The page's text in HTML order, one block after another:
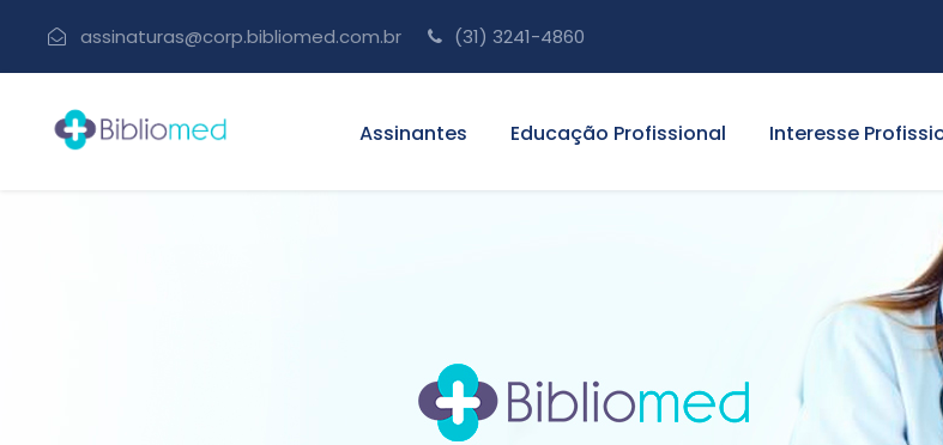
assinaturas@corp.bibliomed.com.br (31) 3241-4860
Assinantes Educação Profissional Interesse